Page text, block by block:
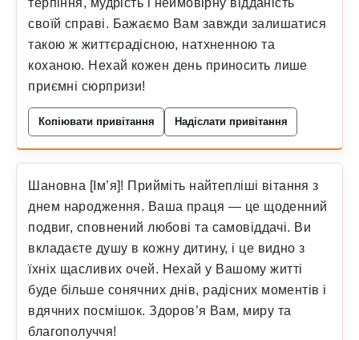
своїй справі. Бажаємо Вам завжди залишатися
такою ж життєрадісною, натхненною та
коханою. Нехай кожен день приносить лише
приємні сюрпризи!
Копіювати привітання Надіслати привітання
Шановна [Ім’я]! Прийміть найтепліші вітання з
днем народження. Ваша праця — це щоденний
подвиг, сповнений любові та самовіддачі. Ви
вкладаєте душу в кожну дитину, і це видно з
їхніх щасливих очей. Нехай у Вашому житті
буде більше сонячних днів, радісних моментів і
вдячних посмішок. Здоров’я Вам, миру та
благополуччя!